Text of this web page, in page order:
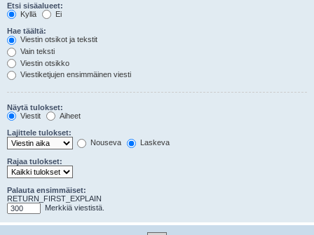
Etsi sisäalueet:
Kyllä
Ei
Hae täältä:
Viestin otsikot ja tekstit
Vain teksti
Viestin otsikko
Viestiketjujen ensimmäinen viesti
Näytä tulokset:
Viestit
Aiheet
Lajittele tulokset:
Nouseva
Laskeva
Rajaa tulokset:
Palauta ensimmäiset:
RETURN_FIRST_EXPLAIN
Merkkiä viestistä.